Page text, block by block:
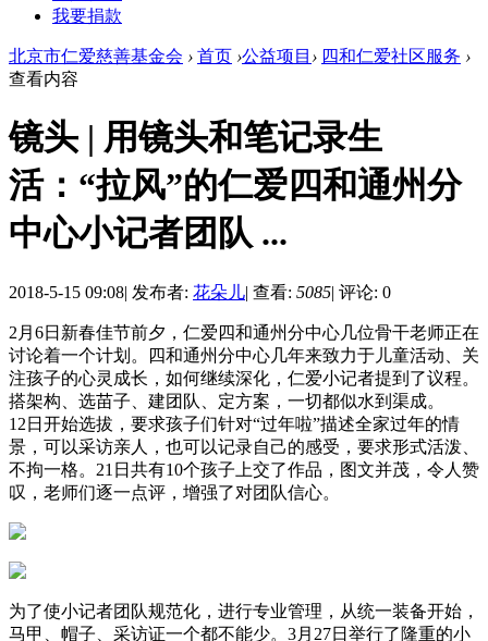
我要捐款
北京市仁爱慈善基金会 › 首页 ›公益项目 › 四和仁爱社区服务 ›
查看内容
镜头 | 用镜头和笔记录生
活：“拉风”的仁爱四和通州分
中心小记者团队 ...
2018-5-15 09:08| 发布者: 花朵儿| 查看: 5085| 评论: 0
2月6日新春佳节前夕，仁爱四和通州分中心几位骨干老师正在
讨论着一个计划。四和通州分中心几年来致力于儿童活动、关
注孩子的心灵成长，如何继续深化，仁爱小记者提到了议程。
搭架构、选苗子、建团队、定方案，一切都似水到渠成。
12日开始选拔，要求孩子们针对“过年啦”描述全家过年的情
景，可以采访亲人，也可以记录自己的感受，要求形式活泼、
不拘一格。21日共有10个孩子上交了作品，图文并茂，令人赞
叹，老师们逐一点评，增强了对团队信心。
为了使小记者团队规范化，进行专业管理，从统一装备开始，
马甲、帽子、采访证一个都不能少。3月27日举行了隆重的小